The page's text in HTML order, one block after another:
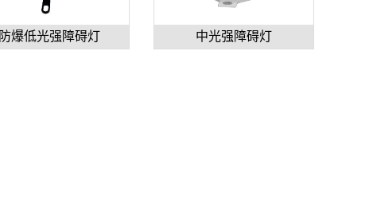
防爆低光强障碍灯 中光强障碍灯